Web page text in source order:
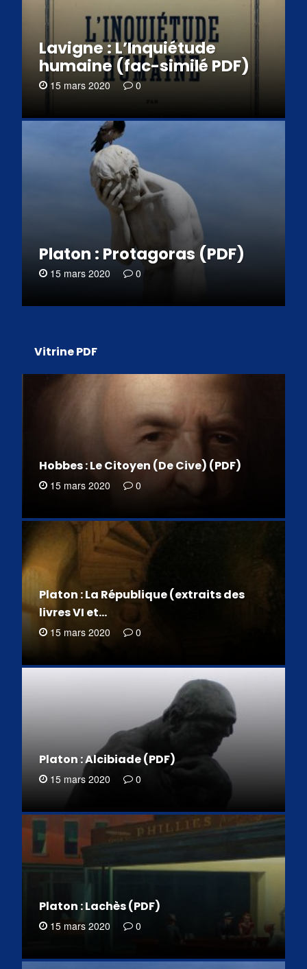
Lavigne : L’Inquiétude
humaine (fac-similé PDF)
15 mars 2020 0
Platon : Protagoras (PDF)
15 mars 2020 0
Vitrine PDF
Hobbes : Le Citoyen (De Cive) (PDF)
15 mars 2020 0
Platon : La République (extraits des
livres VI et…
15 mars 2020 0
Platon : Alcibiade (PDF)
15 mars 2020 0
Platon : Lachès (PDF)
15 mars 2020 0